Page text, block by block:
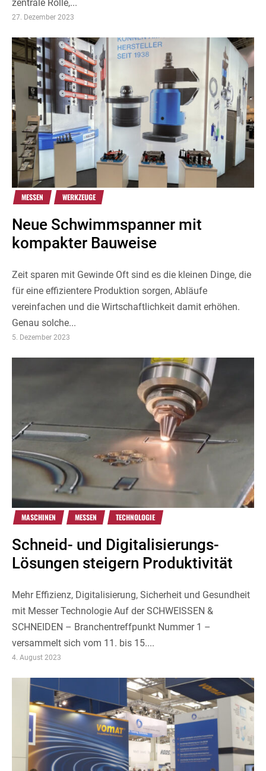
zentrale Rolle,...
27. Dezember 2023
MESSEN WERKZEUGE
Neue Schwimmspanner mit
kompakter Bauweise
Zeit sparen mit Gewinde Oft sind es die kleinen Dinge, die
für eine effizientere Produktion sorgen, Abläufe
vereinfachen und die Wirtschaftlichkeit damit erhöhen.
Genau solche...
5. Dezember 2023
MASCHINEN MESSEN TECHNOLOGIE
Schneid- und Digitalisierungs-
Lösungen steigern Produktivität
Mehr Effizienz, Digitalisierung, Sicherheit und Gesundheit
mit Messer Technologie Auf der SCHWEISSEN &
SCHNEIDEN – Branchentreffpunkt Nummer 1 –
versammelt sich vom 11. bis 15....
4. August 2023